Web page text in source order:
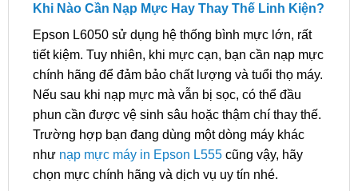
Khi Nào Cần Nạp Mực Hay Thay Thế Linh Kiện?
Epson L6050 sử dụng hệ thống bình mực lớn, rất
tiết kiệm. Tuy nhiên, khi mực cạn, bạn cần nạp mực
chính hãng để đảm bảo chất lượng và tuổi thọ máy.
Nếu sau khi nạp mực mà vẫn bị sọc, có thể đầu
phun cần được vệ sinh sâu hoặc thậm chí thay thế.
Trường hợp bạn đang dùng một dòng máy khác
như nạp mực máy in Epson L555cũng vậy, hãy
chọn mực chính hãng và dịch vụ uy tín nhé.